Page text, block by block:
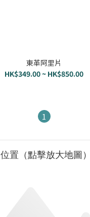
東革阿里片
HK$349.00 ~ HK$850.00
1
位置（點擊放大地圖）